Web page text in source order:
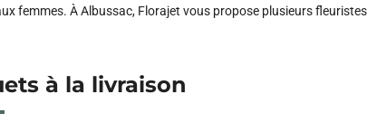
femmes. À Albussac, Florajet vous propose plusieurs
à la livraison